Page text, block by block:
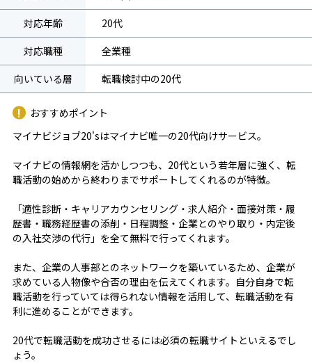
対応年齢
20代
対応職種
全業種
向いている層
転職検討中の20代
おすすめポイント
マイナビジョブ20'sはマイナビ唯一の20代向けサービス。
マイナビの情報網を活かしつつも、20代という若年層に強く、転
職活動の始めから終わりまでサポートしてくれるのが特徴。
「適性診断・キャリアカウンセリング・求人紹介・面接対策・履
歴書・職務経歴書の添削・日程調整・企業とのやり取り・内定後
の入社交渉の代行」を全て無料で行ってくれます。
また、企業の人事部とのネットワークを築いているため、企業が
求めている人物像や合否の理由を伝えてくれます。自分自身で転
職活動を行っていては得られない情報を活用して、転職活動を有
利に進めることができます。
20代で転職活動を成功させるには必須の転職サイトといえるでし
ょう。